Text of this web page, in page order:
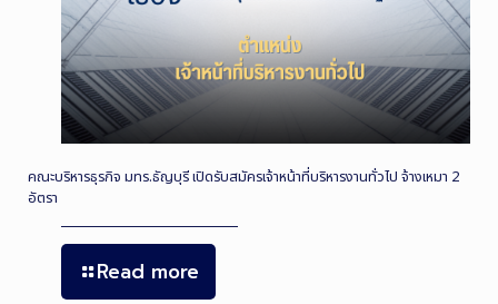
คณะบริหารธุรกิจ มทร.ธัญบุรี เปิดรับสมัครเจ้าหน้าที่บริหารงานทั่วไป จ้างเหมา 2
อัตรา
Read more